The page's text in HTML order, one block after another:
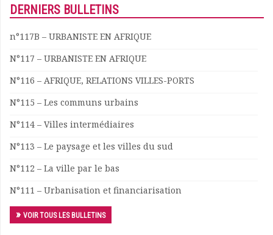
Nos partenaires
Publications et rapports
Documents
Annuaire
Offres d’emploi
Actualités
Nous contacter
DERNIERS BULLETINS
n°117B – URBANISTE EN AFRIQUE
N°117 – URBANISTE EN AFRIQUE
N°116 – AFRIQUE, RELATIONS VILLES-PORTS
N°115 – Les communs urbains
N°114 – Villes intermédiaires
N°113 – Le paysage et les villes du sud
N°112 – La ville par le bas
N°111 – Urbanisation et financiarisation
VOIR TOUS LES BULLETINS